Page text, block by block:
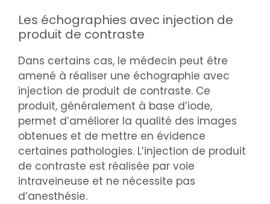
Les échographies avec injection de
produit de contraste
Dans certains cas, le médecin peut être
amené à réaliser une échographie avec
injection de produit de contraste. Ce
produit, généralement à base d’iode,
permet d’améliorer la qualité des images
obtenues et de mettre en évidence
certaines pathologies. L’injection de produit
de contraste est réalisée par voie
intraveineuse et ne nécessite pas
d’anesthésie.